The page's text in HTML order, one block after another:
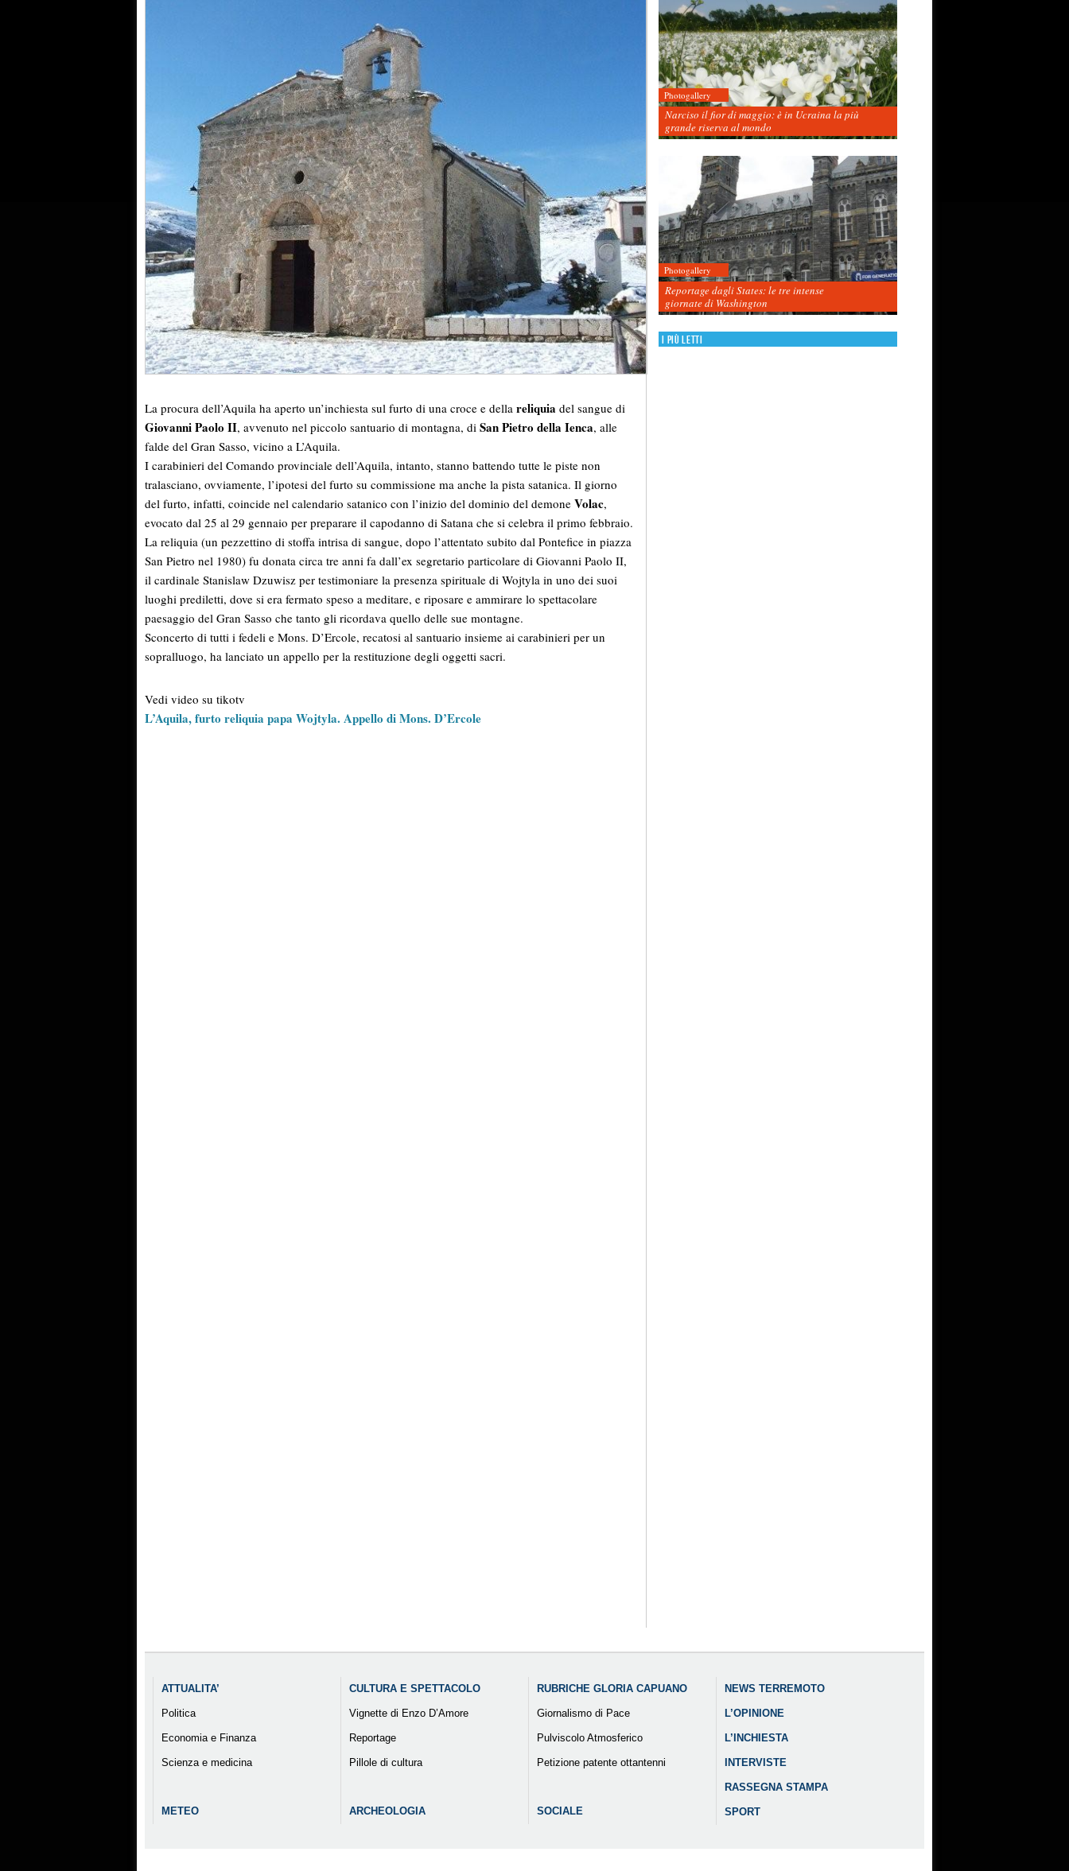
La procura dell’Aquila ha aperto un’inchiesta sul furto di una croce e della reliquia del sangue di
Giovanni Paolo II, avvenuto nel piccolo santuario di montagna, di San Pietro della Ienca, alle
falde del Gran Sasso, vicino a L’Aquila.
I carabinieri del Comando provinciale dell’Aquila, intanto, stanno battendo tutte le piste non
tralasciano, ovviamente, l’ipotesi del furto su commissione ma anche la pista satanica. Il giorno
del furto, infatti, coincide nel calendario satanico con l’inizio del dominio del demone Volac,
evocato dal 25 al 29 gennaio per preparare il capodanno di Satana che si celebra il primo febbraio.
La reliquia (un pezzettino di stoffa intrisa di sangue, dopo l’attentato subito dal Pontefice in piazza
San Pietro nel 1980) fu donata circa tre anni fa dall’ex segretario particolare di Giovanni Paolo II,
il cardinale Stanislaw Dzuwisz per testimoniare la presenza spirituale di Wojtyla in uno dei suoi
luoghi prediletti, dove si era fermato speso a meditare, e riposare e ammirare lo spettacolare
paesaggio del Gran Sasso che tanto gli ricordava quello delle sue montagne.
Sconcerto di tutti i fedeli e Mons. D’Ercole, recatosi al santuario insieme ai carabinieri per un
sopralluogo, ha lanciato un appello per la restituzione degli oggetti sacri.
Vedi video su tikotv
L’Aquila, furto reliquia papa Wojtyla. Appello di Mons. D’Ercole
Photogallery
Narciso il fior di maggio: è in Ucraina la più
grande riserva al mondo
Photogallery
Reportage dagli States: le tre intense
giornate di Washington
I più letti
ATTUALITA’
Politica
Economia e Finanza
Scienza e medicina
METEO
CULTURA E SPETTACOLO
Vignette di Enzo D’Amore
Reportage
Pillole di cultura
ARCHEOLOGIA
RUBRICHE GLORIA CAPUANO
Giornalismo di Pace
Pulviscolo Atmosferico
Petizione patente ottantenni
SOCIALE
NEWS TERREMOTO
L’OPINIONE
L’INCHIESTA
INTERVISTE
RASSEGNA STAMPA
SPORT